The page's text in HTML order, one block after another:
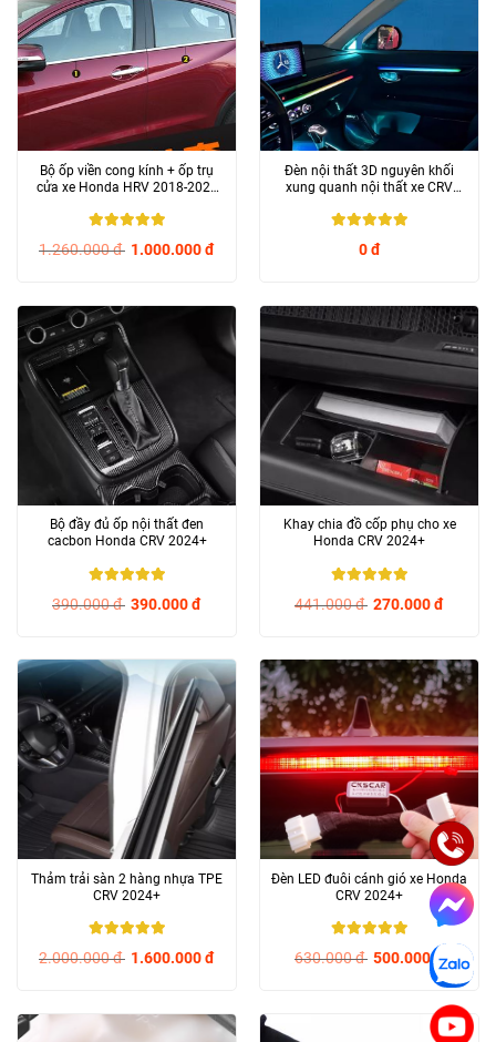
Bộ ốp viền cong kính + ốp trụ
cửa xe Honda HRV 2018-2021
1.260.000đ 1.000.000đ
Đèn nội thất 3D nguyên khối
xung quanh nội thất xe CRV
0đ
Bộ đầy đủ ốp nội thất đen
cacbon Honda CRV 2024+
390.000đ 390.000đ
Khay chia đồ cốp phụ cho xe
Honda CRV 2024+
441.000đ 270.000đ
Thảm trải sàn 2 hàng nhựa TPE
CRV 2024+
2.000.000đ 1.600.000đ
Đèn LED đuôi cánh gió xe Honda
CRV 2024+
630.000đ 500.000đ